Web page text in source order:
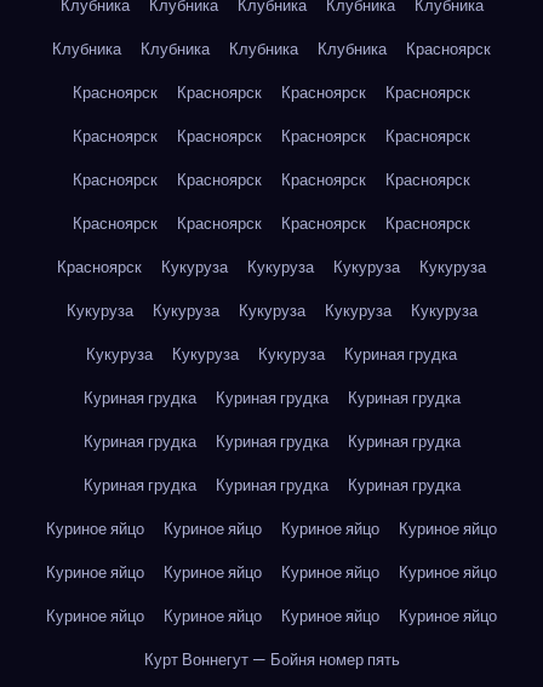
Клубника
Клубника Клубника Клубника
Клубника
Клубника
Клубника Клубника Клубника
Красноярск
Красноярск
Красноярск Красноярск
Красноярск
Красноярск
Красноярск Красноярск
Красноярск
Красноярск
Красноярск Красноярск
Красноярск
Красноярск
Красноярск Красноярск
Красноярск
Красноярск
Кукуруза Кукуруза Кукуруза
Кукуруза
Кукуруза
Кукуруза Кукуруза Кукуруза
Кукуруза
Кукуруза
Кукуруза Кукуруза
Куриная грудка
Куриная грудка
Куриная грудка
Куриная грудка
Куриная грудка
Куриная грудка
Куриная грудка
Куриная грудка
Куриная грудка
Куриная грудка
Куриное яйцо
Куриное яйцо Куриное яйцо
Куриное яйцо
Куриное яйцо
Куриное яйцо Куриное яйцо
Куриное яйцо
Куриное яйцо
Куриное яйцо Куриное яйцо
Куриное яйцо
Курт Воннегут — Бойня номер пять